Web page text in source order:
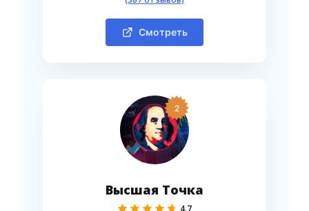
Смотреть
2
Высшая Точка
4.7